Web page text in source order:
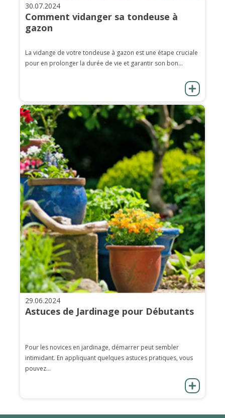
30.07.2024
Comment vidanger sa tondeuse à
gazon
La vidange de votre tondeuse à gazon est une étape cruciale
pour en prolonger la durée de vie et garantir son bon...
29.06.2024
Astuces de Jardinage pour Débutants
Pour les novices en jardinage, démarrer peut sembler
intimidant. En appliquant quelques astuces pratiques, vous
pouvez...